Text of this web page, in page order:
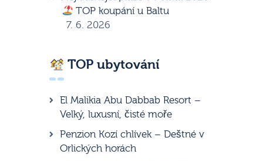
TOP koupání u Baltu
7. 6. 2026
TOP ubytování
El Malikia Abu Dabbab Resort –
Velký, luxusní, čisté moře
Penzion Kozí chlívek – Deštné v
Orlických horách